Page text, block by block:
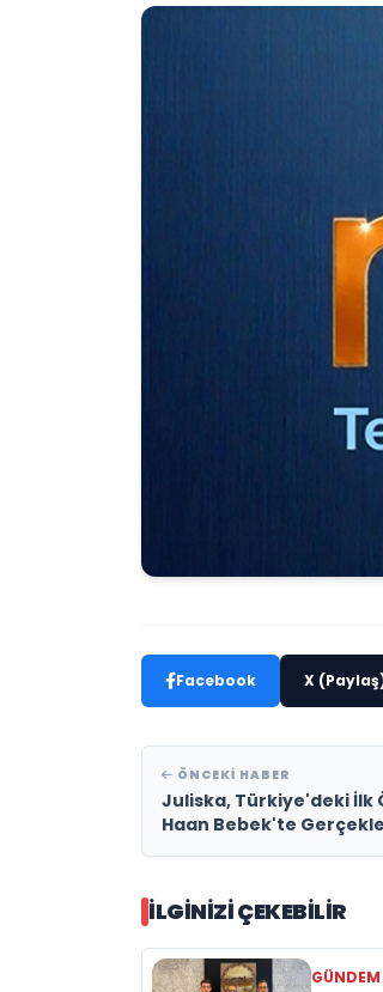
Facebook X
ÖNCEKI HABER
Juliska, Türkiye'deki İlk
Haan Bebek'te
İLGINIZI ÇEKEBILIR
GÜNDEM